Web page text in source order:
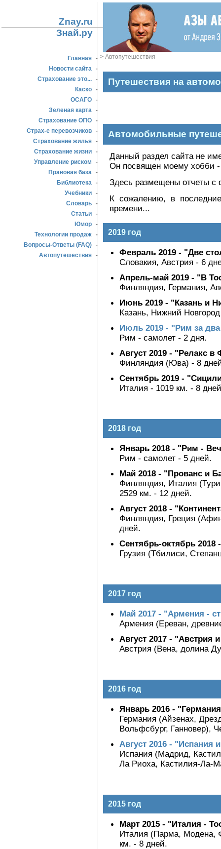
Znay.ru
Знай.ру
Главная -
Новости сайта -
Страхование это... -
Каско -
ОСАГО -
Зеленая карта -
Страхование ОПО -
Страх-е перевозчиков -
Страхование жилья -
Страхование жизни -
Управление риском
-
Правовая база -
Библиотека -
Учебники -
Словарь -
Статьи -
Юмор -
Технологии продаж -
Вопросы-Ответы (FAQ) -
Автопутешествия -
> Автопутешествия
Путешествия на
Автомобильные
Данный раздел сайта не
Он посвящен моему хобби
Здесь размещены отчеты с
К сожалению, в
времени...
2019 год
Февраль 2019 - "Две
Словакия, Австрия - 6
Апрель-май 2019 - "В
Финляндия, Германия,
Июнь 2019 - "Казань и
Казань, Нижний
Июль 2019 - "Рим за
Рим - самолет - 2 дня.
Август 2019 - "Релакс
Финляндия (Юва) - 8
Сентябрь 2019 -
Италия - 1019 км. - 8 дней
2018 год
Январь 2018 - "Рим -
Рим - самолет - 5 дней.
Май 2018 - "Прованс и
Финляндия, Италия
2529 км. - 12 дней.
Август 2018 -
Финляндия, Греция
дней.
Сентябрь-октябрь 2018
Грузия (Тбилиси,
2017 год
Май 2017 - "Армения -
Армения (Ереван,
Август 2017 - "Австрия
Австрия (Вена, долина
2016 год
Январь 2016 -
Германия (Айзенах,
Вольфсбург, Ганновер),
Август 2016 - "Испания
Испания (Мадрид,
Ла Риоха, Кастилия-Ла-
2015 год
Март 2015 - "Италия -
Италия (Парма, Модена,
км. - 8 дней.